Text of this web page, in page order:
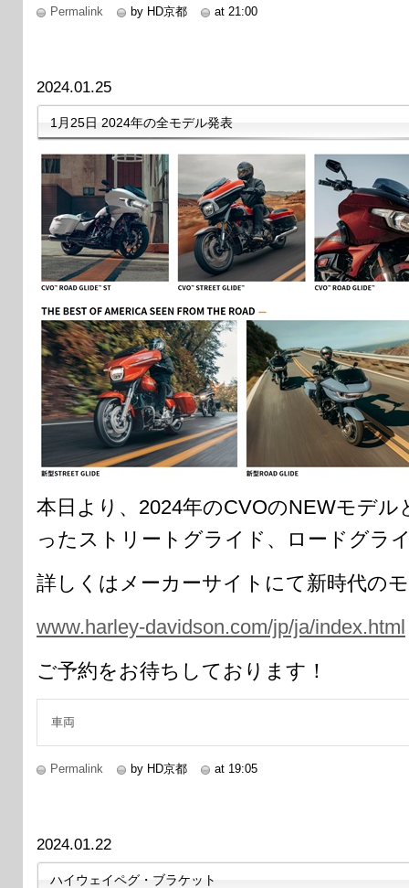
Permalink by HD京都 at 21:00
2024.01.25
1月25日 2024年の全モデル発表
本日より、2024年のCVOのNEWモデ
ったストリートグライド、ロードグラ
詳しくはメーカーサイトにて新時代の
www.harley-davidson.com/jp/ja/index.html
ご予約をお待ちしております！
車両
Permalink by HD京都 at 19:05
2024.01.22
ハイウェイペグ・ブラケット